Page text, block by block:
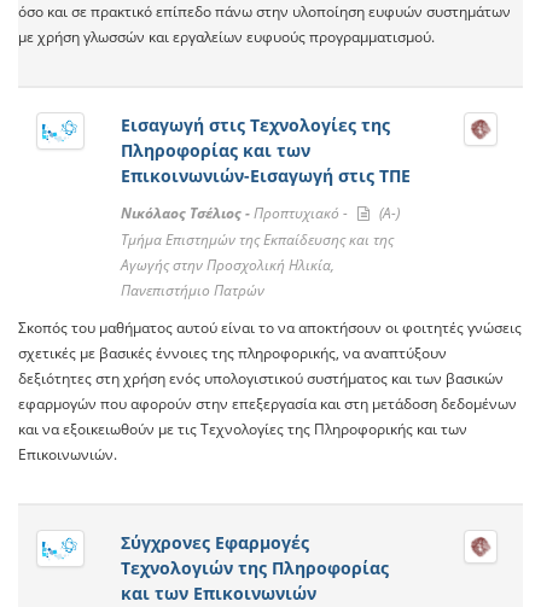
όσο και σε πρακτικό επίπεδο πάνω στην υλοποίηση ευφυών συστημάτων
με χρήση γλωσσών και εργαλείων ευφυούς προγραμματισμού.
Εισαγωγή στις Τεχνολογίες της
Πληροφορίας και των
Επικοινωνιών-Εισαγωγή στις ΤΠΕ
Νικόλαος Τσέλιος -Προπτυχιακό -
(A-)
Τμήμα Επιστημών της Εκπαίδευσης και της
Αγωγής στην Προσχολική Ηλικία,
Πανεπιστήμιο Πατρών
Σκοπός του μαθήματος αυτού είναι το να αποκτήσουν οι φοιτητές γνώσεις
σχετικές με βασικές έννοιες της πληροφορικής, να αναπτύξουν
δεξιότητες στη χρήση ενός υπολογιστικού συστήματος και των βασικών
εφαρμογών που αφορούν στην επεξεργασία και στη μετάδοση δεδομένων
και να εξοικειωθούν με τις Τεχνολογίες της Πληροφορικής και των
Επικοινωνιών.
Σύγχρονες Εφαρμογές
Τεχνολογιών της Πληροφορίας
και των Επικοινωνιών